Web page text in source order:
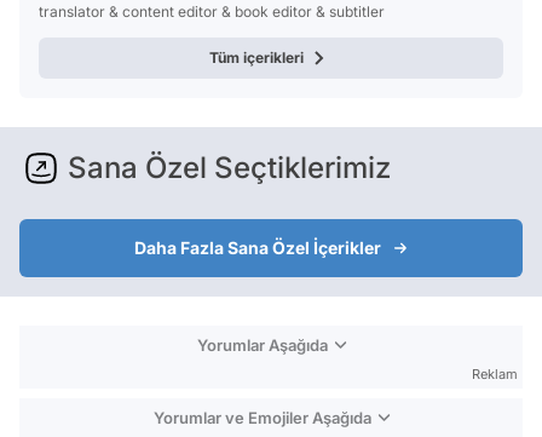
translator & content editor & book editor & subtitler
Tüm içerikleri
Sana Özel Seçtiklerimiz
Daha Fazla Sana Özel İçerikler
Yorumlar Aşağıda
Reklam
Yorumlar ve Emojiler Aşağıda